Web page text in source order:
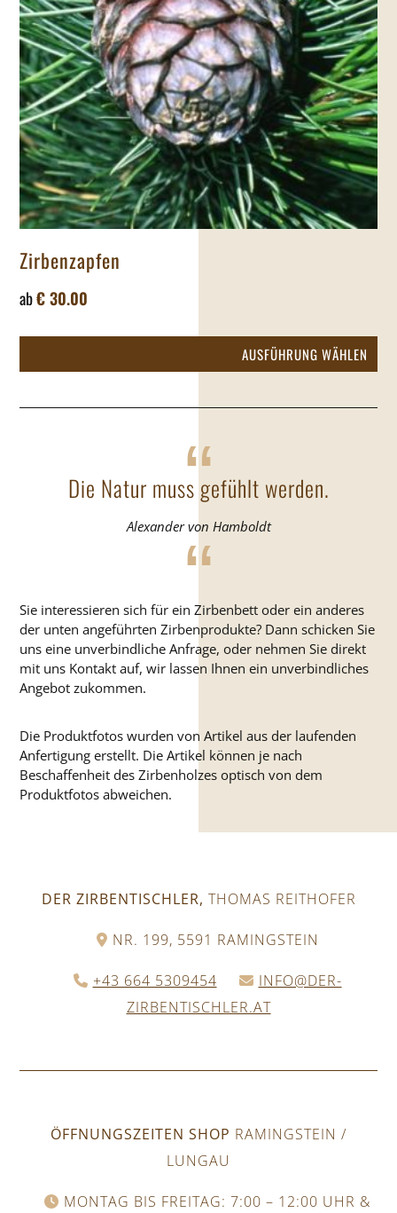
der
Zirbenzapfen
ab€ 30.00
AUSFÜHRUNG WÄHLEN
Die Natur muss gefühlt werden.
Alexander von Hamboldt
Sie interessieren sich für ein Zirbenbett oder ein anderes
der unten angeführten Zirbenprodukte? Dann schicken Sie
uns eine unverbindliche Anfrage, oder nehmen Sie direkt
mit uns Kontakt auf, wir lassen Ihnen ein unverbindliches
Angebot zukommen.
Die Produktfotos wurden von Artikel aus der laufenden
Anfertigung erstellt. Die Artikel können je nach
Beschaffenheit des Zirbenholzes optisch von dem
Produktfotos abweichen.
DER ZIRBENTISCHLER, THOMAS REITHOFER
NR. 199, 5591 RAMINGSTEIN
+43 664 5309454
INFO@DER-
ZIRBENTISCHLER.AT
ÖFFNUNGSZEITEN SHOP RAMINGSTEIN /
LUNGAU
MONTAG BIS FREITAG: 7:00 – 12:00 UHR &